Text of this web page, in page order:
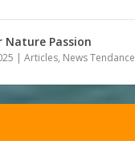
Nature Passion
|Articles, News Tendance